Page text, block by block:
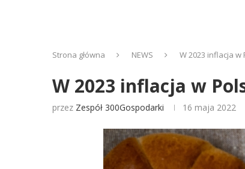
Strona główna NEWS W 2023 inflacja
W 2023 inflacja w
przez Zespół 300Gospodarki 16 maja 2022